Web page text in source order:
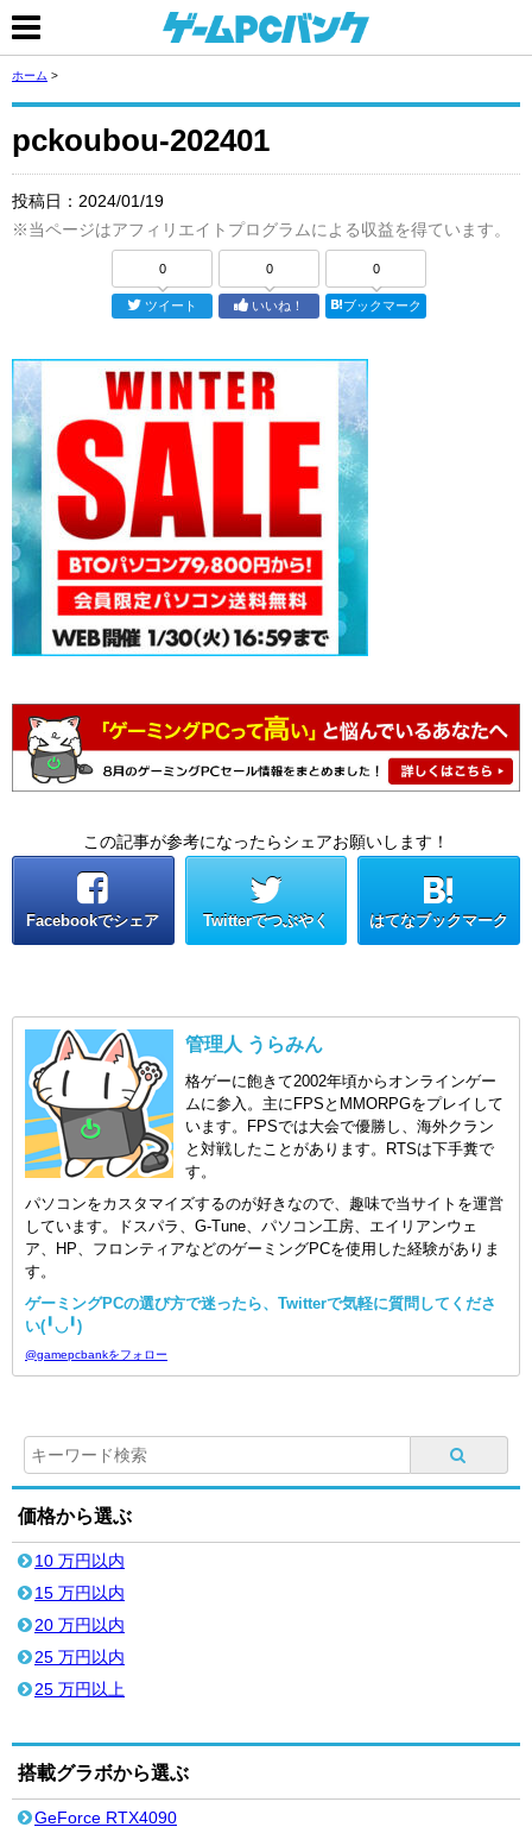
ホーム >
pckoubou-202401
投稿日： 2024/01/19
※当ページはアフィリエイトプログラムによる収益を得ています。
0
ツイート
0
いいね！
0
ブックマーク
この記事が参考になったらシェアお願いします！
Facebookでシェア Twitterでつぶやく はてなブックマーク
管理人 うらみん
格ゲーに飽きて2002年頃からオンラインゲー
ムに参入。主にFPSとMMORPGをプレイして
います。FPSでは大会で優勝し、海外クラン
と対戦したことがあります。RTSは下手糞で
す。
パソコンをカスタマイズするのが好きなので、趣味で当サイトを運営
しています。ドスパラ、G-Tune、パソコン工房、エイリアンウェ
ア、HP、フロンティアなどのゲーミングPCを使用した経験がありま
す。
ゲーミングPCの選び方で迷ったら、Twitterで気軽に質問してくださ
い(╹◡╹)
@gamepcbankをフォロー
価格から選ぶ
10 万円以内
15 万円以内
20 万円以内
25 万円以内
25 万円以上
搭載グラボから選ぶ
GeForce RTX4090